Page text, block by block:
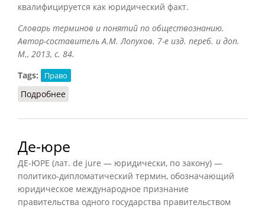
квалифицируется как юридический факт.
Словарь терминов и понятий по обществознанию.
Автор-составитель А.М. Лопухов. 7-е изд. переб. и доп.
М., 2013, с. 84.
Tags:
Право
Подробнее
Де-юре
ДЕ-ЮРЕ (лат. de jure — юридически, по закону) —
политико-дипломатический термин, обозначающий
юридическое международное признание
правительства одного государства правительством